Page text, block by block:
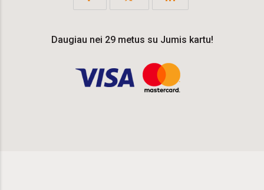
Daugiau nei 29 metus su Jumis kartu!